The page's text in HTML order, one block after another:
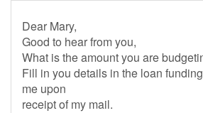
Dear Mary,
Good to hear from you,
What is the amount you are
Fill in you details in the loan
me upon
receipt of my mail.